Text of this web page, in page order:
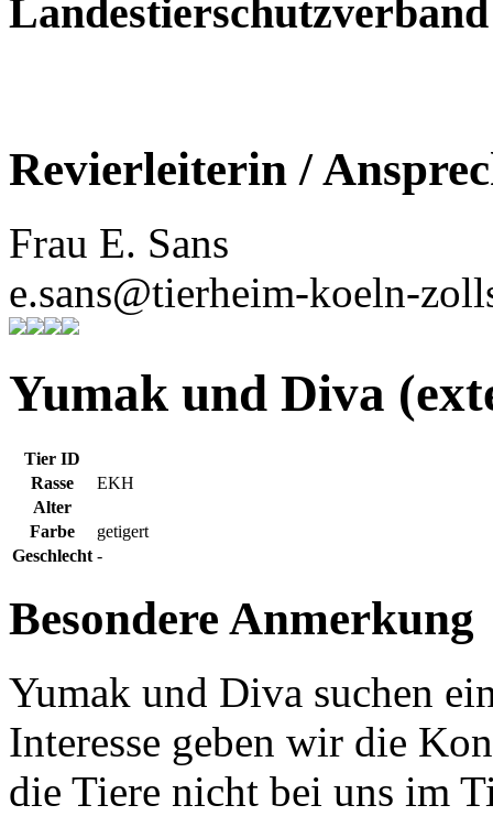
Revierleiterin /
Frau E. Sans
e.sans@tierheim-koeln-
Yumak und Diva
Tier ID
Rasse
EKH
Alter
Farbe
getigert
Geschlecht -
Besondere Anmerkung
Yumak und Diva suchen
Interesse geben wir die
die Tiere nicht bei uns im